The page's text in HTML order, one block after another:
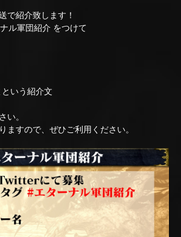
で紹介致します！
ル軍団紹介 をつけて
いう紹介文
い。
ますので、ぜひご利用ください。